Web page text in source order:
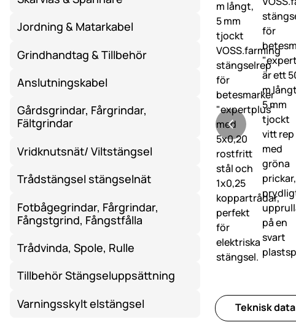
Jordning & Matarkabel
Grindhandtag & Tillbehör
Anslutningskabel
Gårdsgrindar, Fårgrindar,
Fältgrindar
Vridknutsnät/ Viltstängsel
Trådstängsel stängselnät
Fotbågegrindar, Fårgrindar,
Fångstgrind, Fångstfålla
Trådvinda, Spole, Rulle
Tillbehör Stängseluppsättning
Varningsskylt elstängsel
Teknisk data